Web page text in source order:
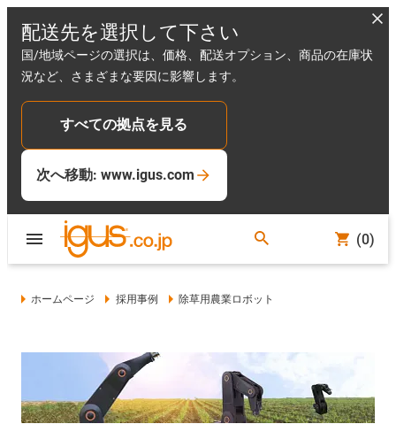
配送先を選択して下さい
国/地域ページの選択は、価格、配送オプション、商品の在庫状
況など、さまざまな要因に影響します。
すべての拠点を見る
次へ移動: www.igus.com
(0)
ホームページ 採用事例 除草用農業ロボット